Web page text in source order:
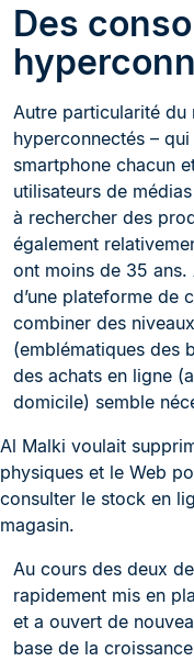
Des
Autre particularité du
hyperconnectés –
smartphone chacun
utilisateurs de
à rechercher des
également
ont moins de 35
d’une plateforme de
combiner des
(emblématiques des
des achats en ligne
domicile) semble
Al Malki voulait
physiques et le Web
consulter le stock en
magasin.
Au cours des deux
rapidement mis en
et a ouvert de
base de la